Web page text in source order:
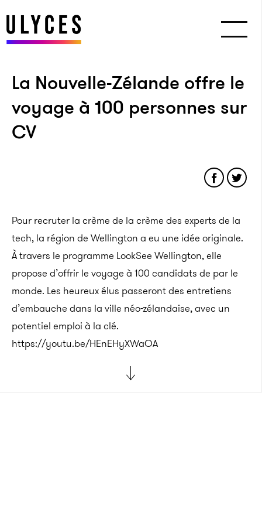
La Nouvelle-Zélande offre le
voyage à 100 personnes sur
CV
Pour recruter la crème de la crème des experts de la
tech, la région de Wellington a eu une idée originale.
À travers le programme LookSee Wellington, elle
propose d’offrir le voyage à 100 candidats de par le
monde. Les heureux élus passeront des entretiens
d’embauche dans la ville néo-zélandaise, avec un
potentiel emploi à la clé.
https://youtu.be/HEnEHyXWaOA